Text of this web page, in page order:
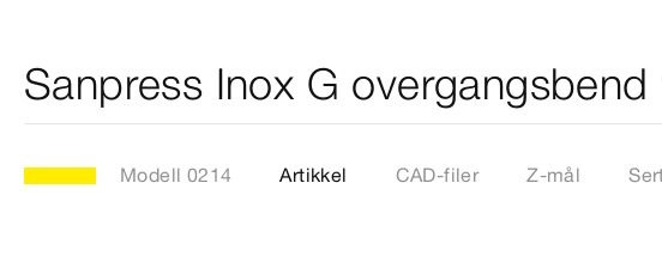
Sanpress Inox G
Modell 0214 Artikkel CAD-filer Z-mål